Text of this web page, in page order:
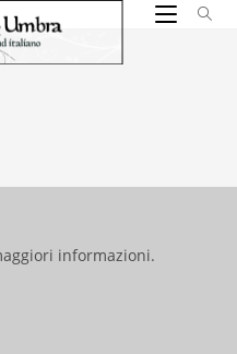
informazioni.